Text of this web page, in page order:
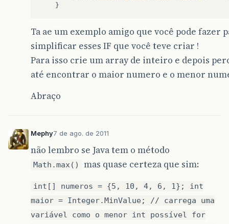
}
Ta ae um exemplo amigo que você pode fazer
simplificar esses IF que você teve criar !
Para isso crie um array de inteiro e depois
até encontrar o maior numero e o menor
Abraço
Mephy7 de ago. de 2011
não lembro se Java tem o método
Math.max() mas quase certeza que sim:
int[] numeros = {5, 10, 4, 6, 1}; int
maior = Integer.MinValue; // carrega uma
variável como o menor int possível for